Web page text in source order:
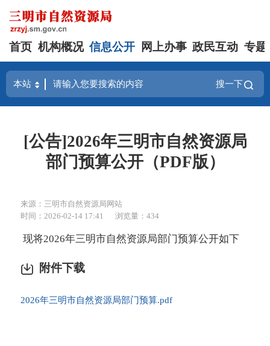
首页 机构概况 信息公开 网上办事 政民互动 专题
搜一下
[公告]2026年三明市自然资源局
部门预算公开（PDF版）
来源：三明市自然资源局网站
时间：2026-02-14 17:41
浏览量：434
现将2026年三明市自然资源局部门预算公开如下
附件下载
2026年三明市自然资源局部门预算.pdf